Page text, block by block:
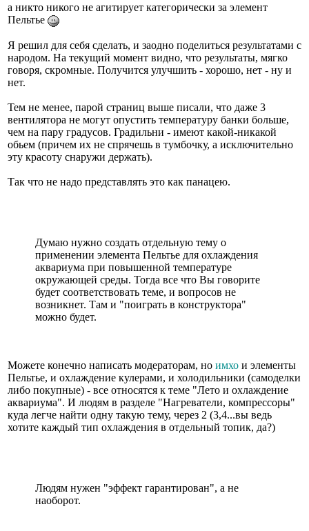
а никто никого не агитирует категорически за элемент
Пельтье
Я решил для себя сделать, и заодно поделиться результатами с
народом. На текущий момент видно, что результаты, мягко
говоря, скромные. Получится улучшить - хорошо, нет - ну и
нет.
Тем не менее, парой страниц выше писали, что даже 3
вентилятора не могут опустить температуру банки больше,
чем на пару градусов. Градильни - имеют какой-никакой
обьем (причем их не спрячешь в тумбочку, а исключительно
эту красоту снаружи держать).
Так что не надо представлять это как панацею.
Думаю нужно создать отдельную тему о
применении элемента Пельтье для охлаждения
аквариума при повышенной температуре
окружающей среды. Тогда все что Вы говорите
будет соответствовать теме, и вопросов не
возникнет. Там и "поиграть в конструктора"
можно будет.
Можете конечно написать модераторам, но имхо и элементы
Пельтье, и охлаждение кулерами, и холодильники (самоделки
либо покупные) - все относятся к теме "Лето и охлаждение
аквариума". И людям в разделе "Нагреватели, компрессоры"
куда легче найти одну такую тему, через 2 (3,4...вы ведь
хотите каждый тип охлаждения в отдельный топик, да?)
Людям нужен "эффект гарантирован", а не
наоборот.